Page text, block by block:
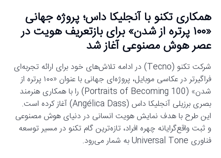
همکاری تکنو با آنجلیکا داس؛ پروژه جهانی
«۱۰۰ پرتره از شدن» برای بازتعریف هویت در
عصر هوش مصنوعی آغاز شد
شرکت تکنو (Tecno) در ادامه تلاش‌های خود برای ارائه تجربه‌ای
فراگیرتر در عکاسی موبایل، پروژه‌ای جهانی با عنوان «۱۰۰ پرتره از
شدن» (100 Portraits of Becoming) را با همکاری هنرمند
بصری برزیلی آنجلیکا داس (Angélica Dass) آغاز کرده است.
این طرح با هدف نمایش هویت انسانی در دنیای هوش مصنوعی
و ثبت واقع‌گرایانه چهره افراد، تازه‌ترین گام تکنو در مسیر توسعه
فناوری Universal Tone به شمار می‌رود.